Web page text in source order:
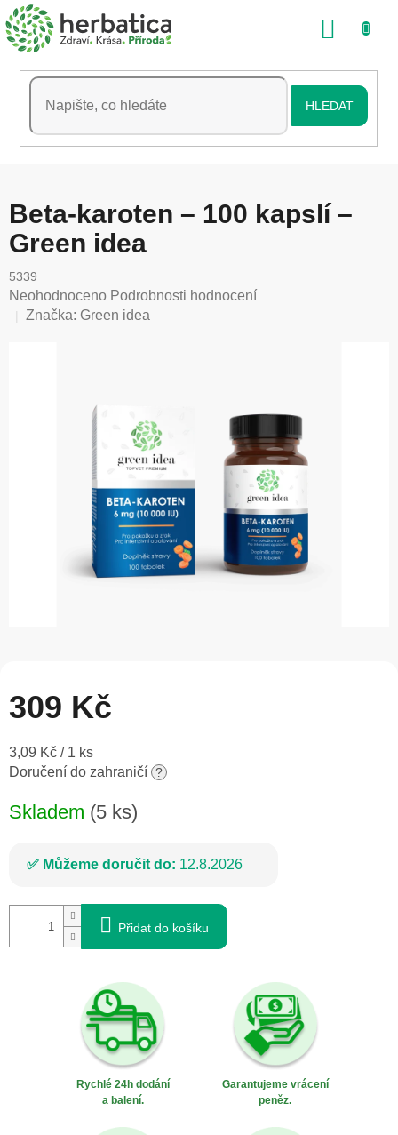
Přejít
na
obsah
HLEDAT
Beta-karoten – 100 kapslí –
Green idea
5339
Průměrné
hodnocení
Neohodnoceno Podrobnosti hodnocení
Značka: Green idea
309 Kč
Měrná
cena:
3,09 Kč / 1 ks
Doručení do zahraničí ?
Skladem (5 ks)
Můžeme doručit do: 12.8.2026
Přidat do košíku
Rychlé 24h dodání
a balení.
Garantujeme vrácení
peněz.